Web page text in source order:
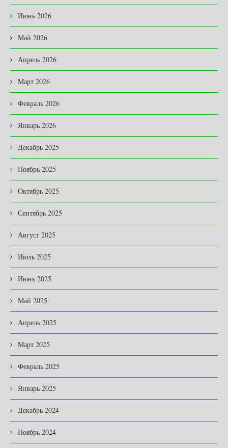
Июнь 2026
Май 2026
Апрель 2026
Март 2026
Февраль 2026
Январь 2026
Декабрь 2025
Ноябрь 2025
Октябрь 2025
Сентябрь 2025
Август 2025
Июль 2025
Июнь 2025
Май 2025
Апрель 2025
Март 2025
Февраль 2025
Январь 2025
Декабрь 2024
Ноябрь 2024